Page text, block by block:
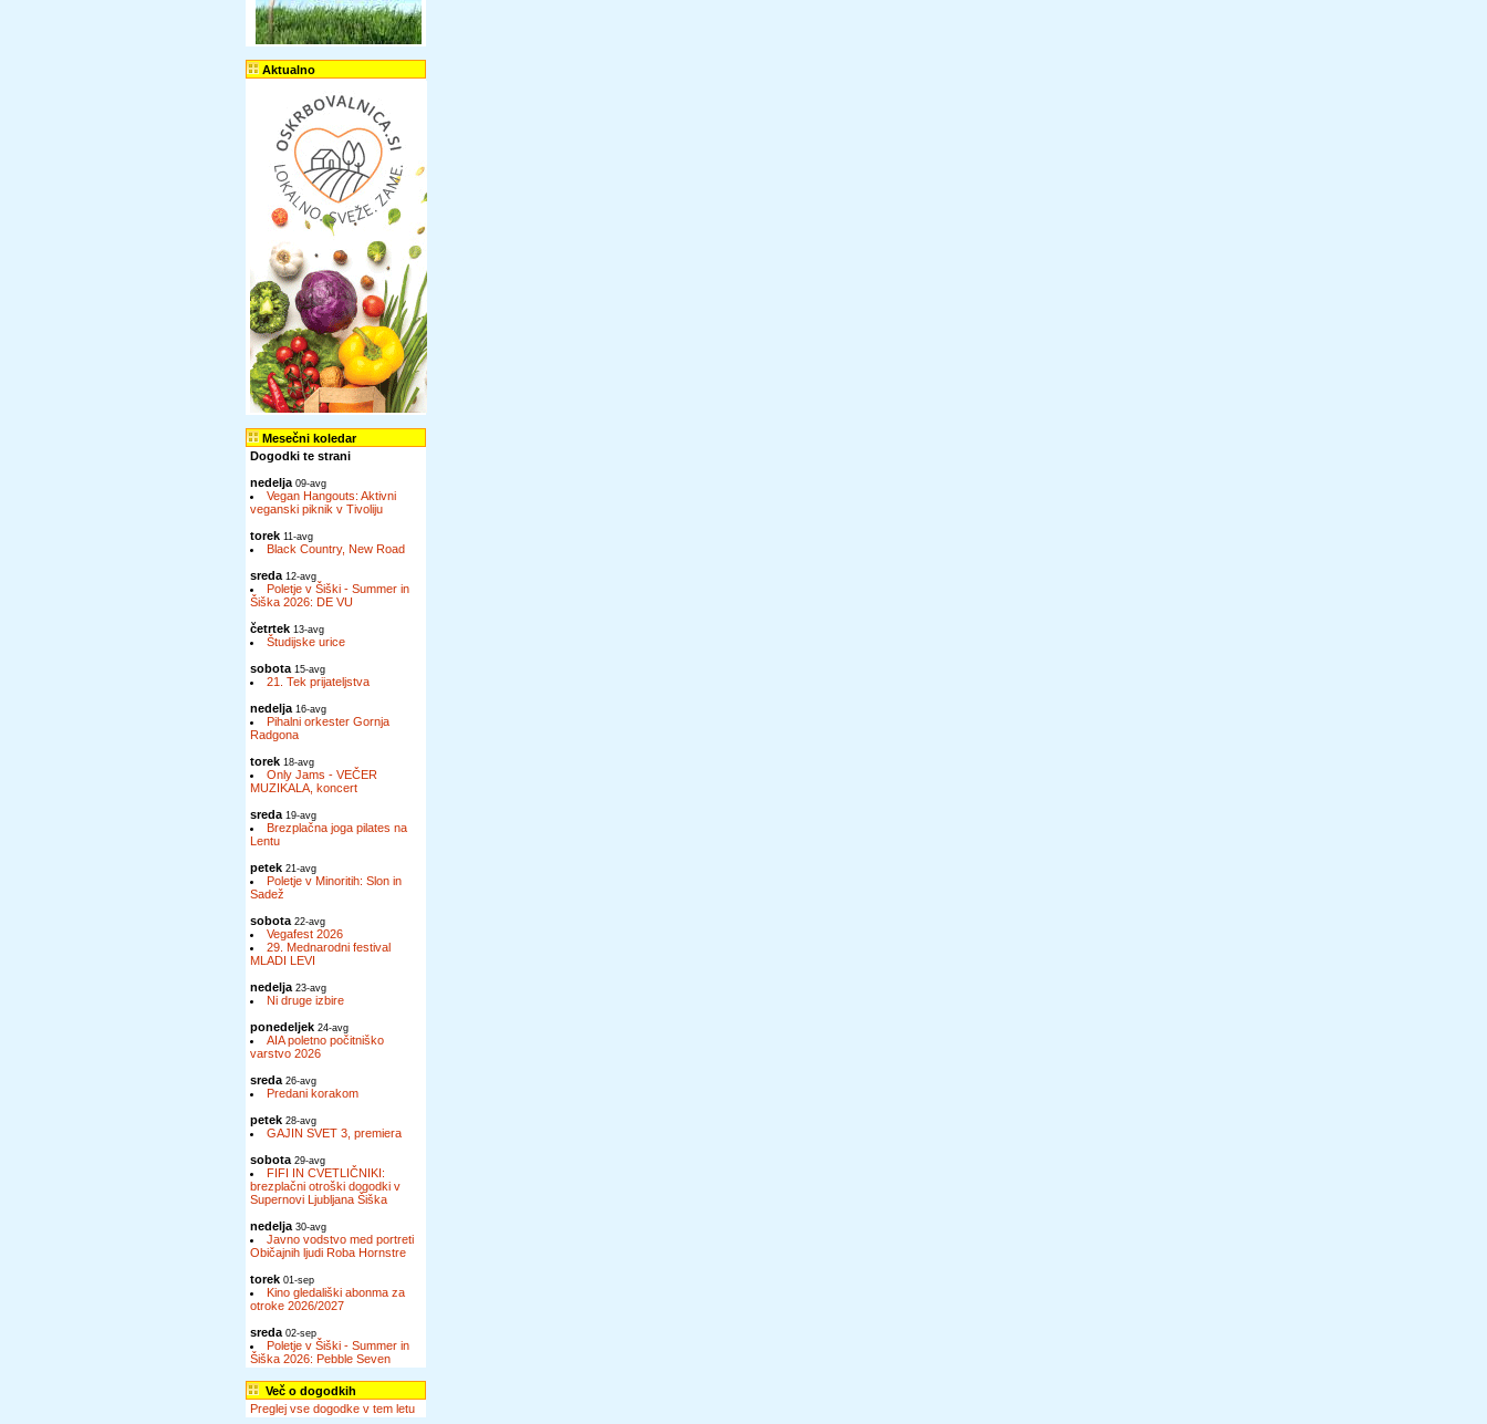
Aktualno
Mesečni koledar
Dogodki te strani
nedelja 09-avg
Vegan Hangouts: Aktivni
veganski piknik v Tivoliju
torek 11-avg
Black Country, New Road
sreda 12-avg
Poletje v Šiški - Summer in
Šiška 2026: DE VU
četrtek 13-avg
Študijske urice
sobota 15-avg
21. Tek prijateljstva
nedelja 16-avg
Pihalni orkester Gornja
Radgona
torek 18-avg
Only Jams - VEČER
MUZIKALA, koncert
sreda 19-avg
Brezplačna joga pilates na
Lentu
petek 21-avg
Poletje v Minoritih: Slon in
Sadež
sobota 22-avg
Vegafest 2026
29. Mednarodni festival
MLADI LEVI
nedelja 23-avg
Ni druge izbire
ponedeljek 24-avg
AIA poletno počitniško
varstvo 2026
sreda 26-avg
Predani korakom
petek 28-avg
GAJIN SVET 3, premiera
sobota 29-avg
FIFI IN CVETLIČNIKI:
brezplačni otroški dogodki v
Supernovi Ljubljana Šiška
nedelja 30-avg
Javno vodstvo med portreti
Običajnih ljudi Roba Hornstre
torek 01-sep
Kino gledališki abonma za
otroke 2026/2027
sreda 02-sep
Poletje v Šiški - Summer in
Šiška 2026: Pebble Seven
Več o dogodkih
Preglej vse dogodke v tem letu